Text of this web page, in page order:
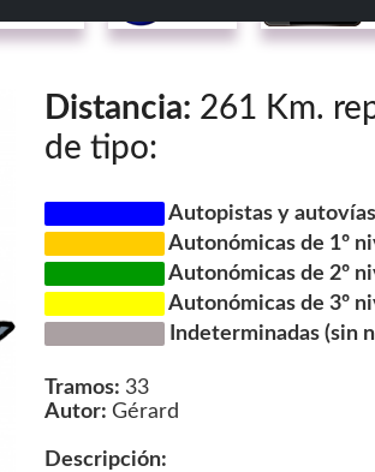
Distancia: 261 Km.
de tipo:
Autopistas y
Autonómicas de 1º
Autonómicas de 2º
Autonómicas de 3º
Indeterminadas (sin
Tramos: 33
Autor: Gérard
Descripción: